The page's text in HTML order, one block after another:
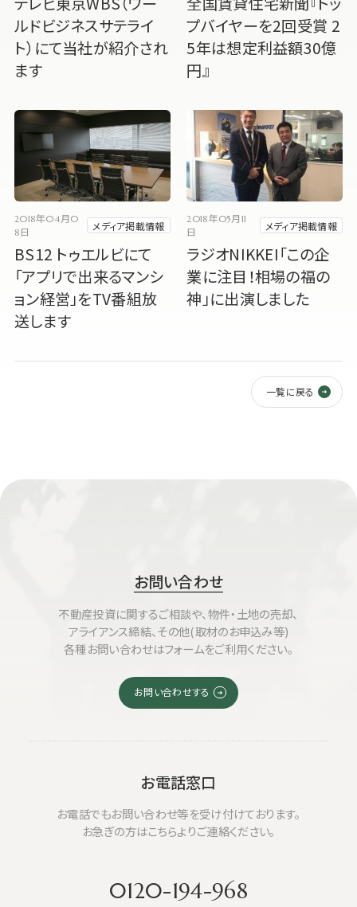
ルドビジネスサテライ
ト）にて当社が紹介され
ます
プバイヤーを2回受賞 2
5年は想定利益額30億
円』
2018年04月0
8日
メディア掲載情報
BS12 トゥエルビにて
「アプリで出来るマンシ
ョン経営」をTV番組放
送します
2018年05月11
日
メディア掲載情報
ラジオNIKKEI「この企
業に注目！相場の福の
神」に出演しました
一覧に戻る
お問い合わせ
不動産投資に関するご相談や、物件・土地の売却、
アライアンス締結、その他(取材のお申込み等)
各種お問い合わせはフォームをご利用ください。
お問い合わせする
お電話窓口
お電話でもお問い合わせ等を受け付けております。
お急ぎの方はこちらよりご連絡ください。
0120-194-968